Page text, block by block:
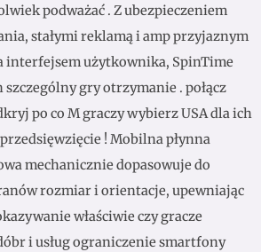
podważać . Z ubezpieczeniem
stałymi reklamą i amp przyjaznym
interfejsem użytkownika, SpinTime
szczególny gry otrzymanie . połącz
po co M graczy wybierz USA dla ich
! Mobilna płynna
mechanicznie dopasowuje do
rozmiar i orientacje, upewniając
właściwie czy gracze
i usług ograniczenie smartfony